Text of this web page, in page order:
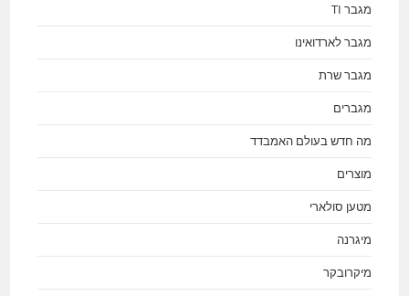
מגבר TI
מגבר לארדואינו
מגבר שרת
מגברים
מה חדש בעולם האמבדד
מוצרים
מטען סולארי
מיגרנה
מיקרובקר